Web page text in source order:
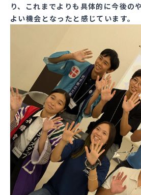
り、これまでよりも具体的に今後の
よい機会となったと感じています。